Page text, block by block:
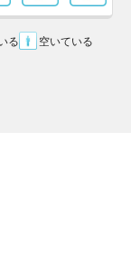
る
空いている